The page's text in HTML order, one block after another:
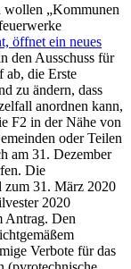
„Kommunen
öffnet ein neues
den Ausschuss für
ab, die Erste
zu ändern, dass
anordnen kann,
F2 in der Nähe von
oder Teilen
am 31. Dezember
Die
zum 31. März 2020
2020
Antrag. Den
Verbote für das